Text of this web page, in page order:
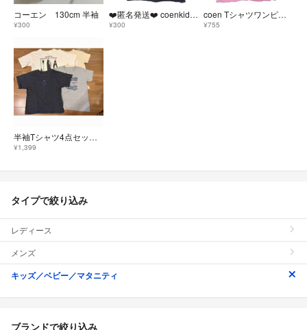
コーエン 130cm 半袖
¥300
❤️匿名発送❤️ coenkids 半袖 Tシャツ サイズ130cm
¥300
coen Tシャツワンピース 半袖 Tシャツ ワンピース カットソー 子ども服
¥755
半袖Tシャツ4点セット まとめ売り コーエン F.O.U メイクユアデイ 140
¥1,399
タイプで絞り込み
レディース
メンズ
キッズ／ベビー／マタニティ
ブランドで絞り込み